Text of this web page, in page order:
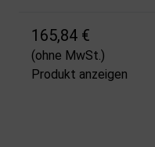
165,84 €
(ohne MwSt.)
Produkt anzeigen